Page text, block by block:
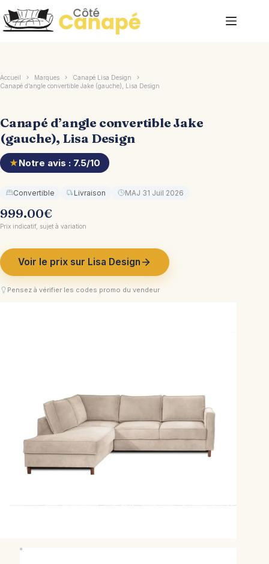
au
contenu
Accueil Marques
Canapé Lisa Design
Canapé d’angle convertible Jake (gauche), Lisa Design
Canapé d’angle convertible Jake
(gauche), Lisa Design
★Notre avis : 7.5/10
Convertible Livraison MAJ 31 Juil 2026
999.00€
Prix indicatif, sujet à variation
Voir le prix sur Lisa Design
Pensez à vérifier les codes promo du vendeur